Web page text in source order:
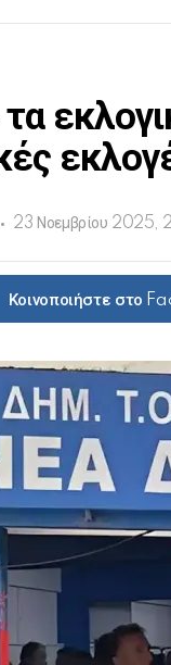
23 Νοεμβρίου 2025,
Κοινοποιήστε στο